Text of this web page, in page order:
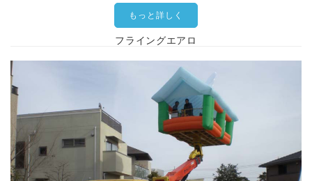
もっと詳しく
フライングエアロ